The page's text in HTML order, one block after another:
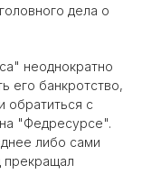
дела о
неоднократно
его банкротство,
обратиться с
"Федресурсе".
либо сами
прекращал